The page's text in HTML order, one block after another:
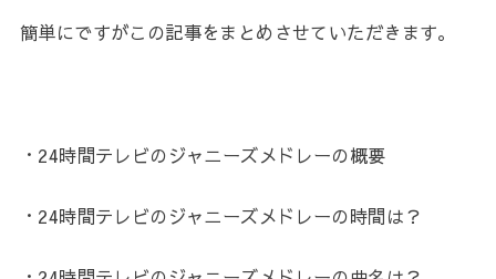
簡単にですがこの記事をまとめさせていただきます。
・24時間テレビのジャニーズメドレーの概要
・24時間テレビのジャニーズメドレーの時間は？